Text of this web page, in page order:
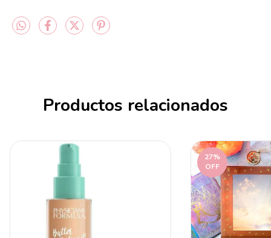
Productos relacionados
27%
OFF